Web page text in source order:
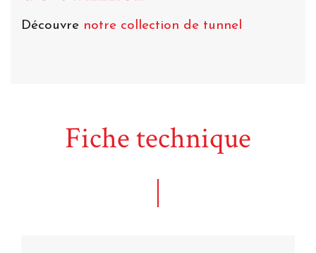
Découvre notre collection de tunnel
Fiche technique